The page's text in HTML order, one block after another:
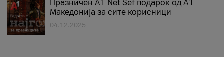
Празничен A1 Net Sеf подарок од А1
Македонија за сите корисници
04.12.2025